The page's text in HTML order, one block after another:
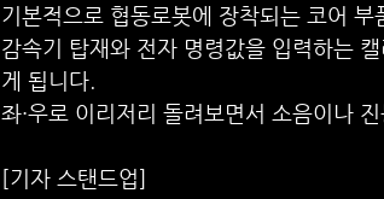
기본적으로 협동로봇에 장착되는 코어 부
감속기 탑재와 전자 명령값을 입력하는
게 됩니다.
좌·우로 이리저리 돌려보면서 소음이나
[기자 스탠드업]